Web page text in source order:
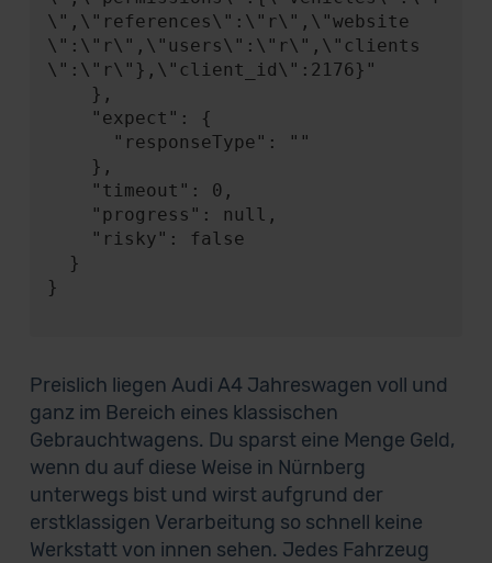
\",\"references\":\"r\",\"website
\":\"r\",\"users\":\"r\",\"clients
\":\"r\"},\"client_id\":2176}"
}
Preislich liegen Audi A4 Jahreswagen voll und
ganz im Bereich eines klassischen
Gebrauchtwagens. Du sparst eine Menge Geld,
wenn du auf diese Weise in Nürnberg
unterwegs bist und wirst aufgrund der
erstklassigen Verarbeitung so schnell keine
Werkstatt von innen sehen. Jedes Fahrzeug